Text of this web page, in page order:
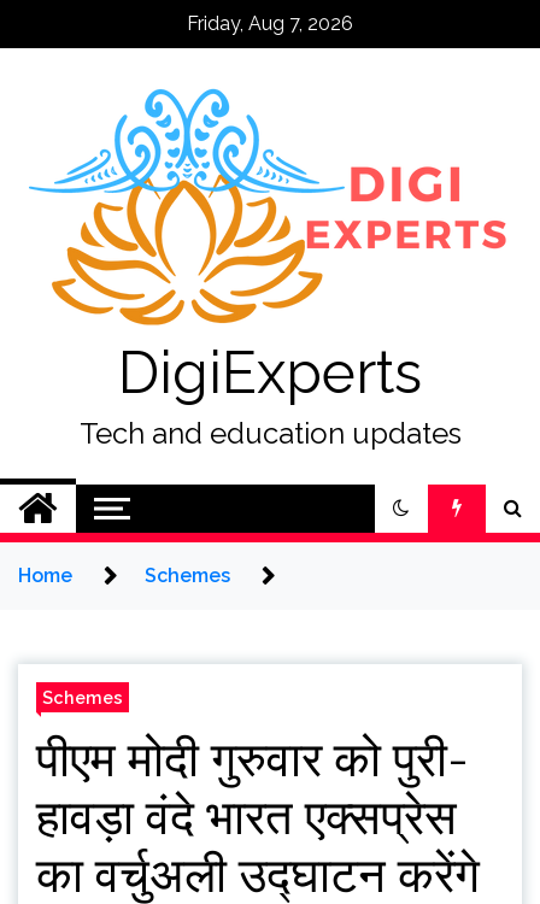
Friday, Aug 7, 2026
DigiExperts
Tech and education updates
Home Schemes
Schemes
पीएम मोदी गुरुवार को पुरी-
हावड़ा वंदे भारत एक्सप्रेस
का वर्चुअली उद्घाटन करेंगे